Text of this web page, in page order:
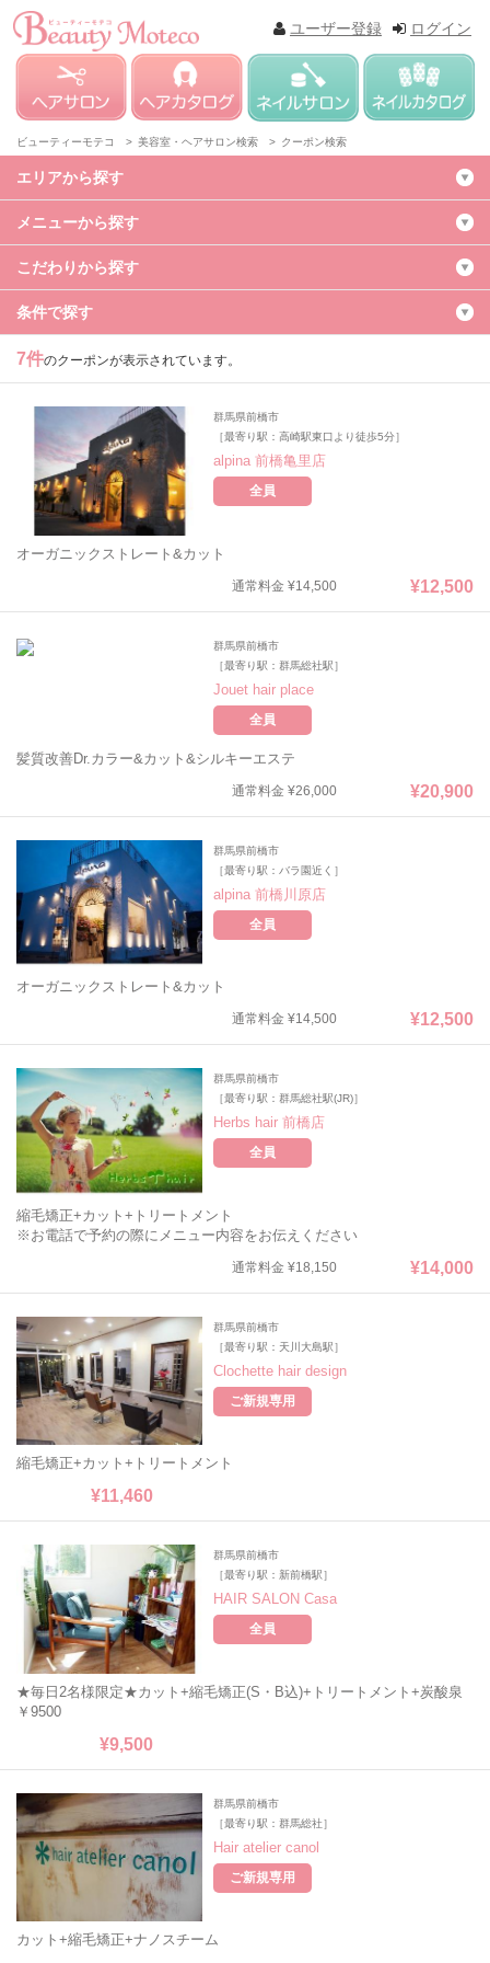
ログイン
ユーザー登録
ビューティーモテコ > 美容室・ヘアサロン検索 > クーポン検索
エリアから探す
メニューから探す
こだわりから探す
条件で探す
7件のクーポンが表示されています。
群馬県前橋市
［最寄り駅：高崎駅東口より徒歩5分］
alpina 前橋亀里店
全員
オーガニックストレート&カット
通常料金 ¥14,500 ¥12,500
群馬県前橋市
［最寄り駅：群馬総社駅］
Jouet hair place
全員
髪質改善Dr.カラー&カット&シルキーエステ
通常料金 ¥26,000 ¥20,900
群馬県前橋市
［最寄り駅：バラ園近く］
alpina 前橋川原店
全員
オーガニックストレート&カット
通常料金 ¥14,500 ¥12,500
群馬県前橋市
［最寄り駅：群馬総社駅(JR)］
Herbs hair 前橋店
全員
縮毛矯正+カット+トリートメント
※お電話で予約の際にメニュー内容をお伝えください
通常料金 ¥18,150 ¥14,000
群馬県前橋市
［最寄り駅：天川大島駅］
Clochette hair design
ご新規専用
縮毛矯正+カット+トリートメント
¥11,460
群馬県前橋市
［最寄り駅：新前橋駅］
HAIR SALON Casa
全員
★毎日2名様限定★カット+縮毛矯正(S・B込)+トリートメント+炭酸泉
￥9500
¥9,500
群馬県前橋市
［最寄り駅：群馬総社］
Hair atelier canol
ご新規専用
カット+縮毛矯正+ナノスチーム